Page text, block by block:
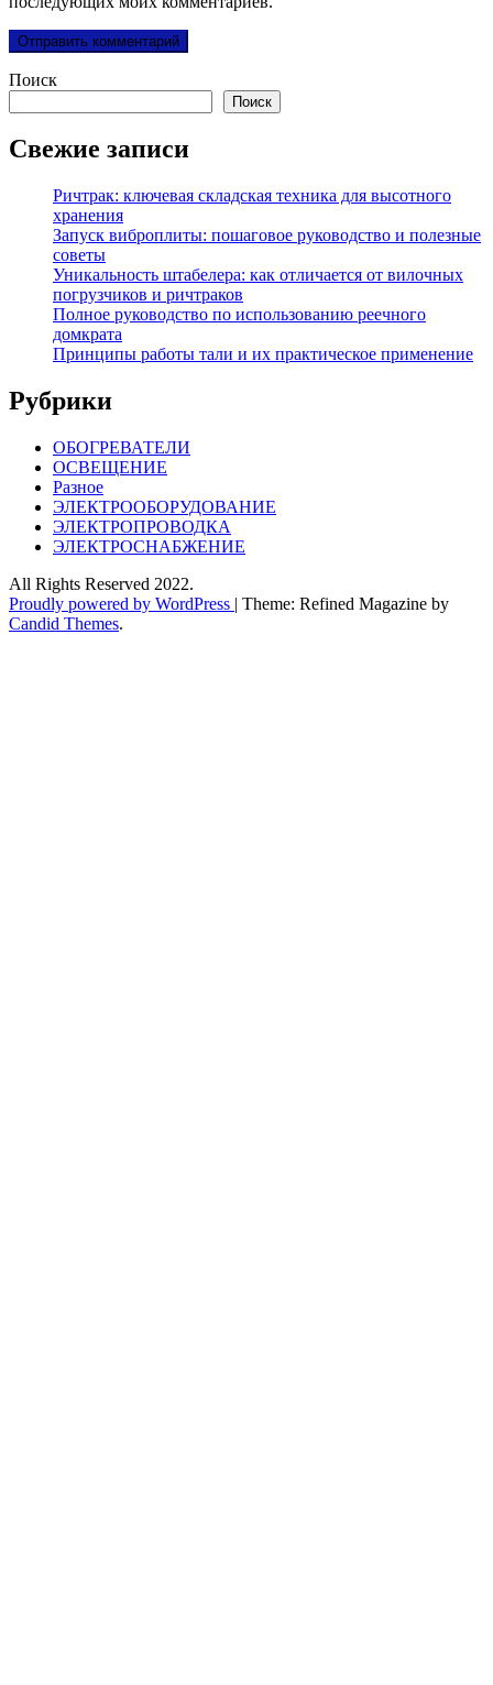
Поиск
Поиск
Свежие записи
Ричтрак: ключевая складская техника для высотного
хранения
Запуск виброплиты: пошаговое руководство и полезные
советы
Уникальность штабелера: как отличается от вилочных
погрузчиков и ричтраков
Полное руководство по использованию реечного
домкрата
Принципы работы тали и их практическое применение
Рубрики
ОБОГРЕВАТЕЛИ
ОСВЕЩЕНИЕ
Разное
ЭЛЕКТРООБОРУДОВАНИЕ
ЭЛЕКТРОПРОВОДКА
ЭЛЕКТРОСНАБЖЕНИЕ
All Rights Reserved 2022.
Proudly powered by WordPress | Theme: Refined Magazine by
Candid Themes.